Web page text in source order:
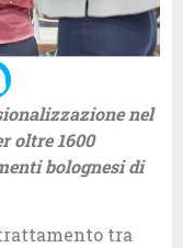
nel
oltre 1600
bolognesi di
tra